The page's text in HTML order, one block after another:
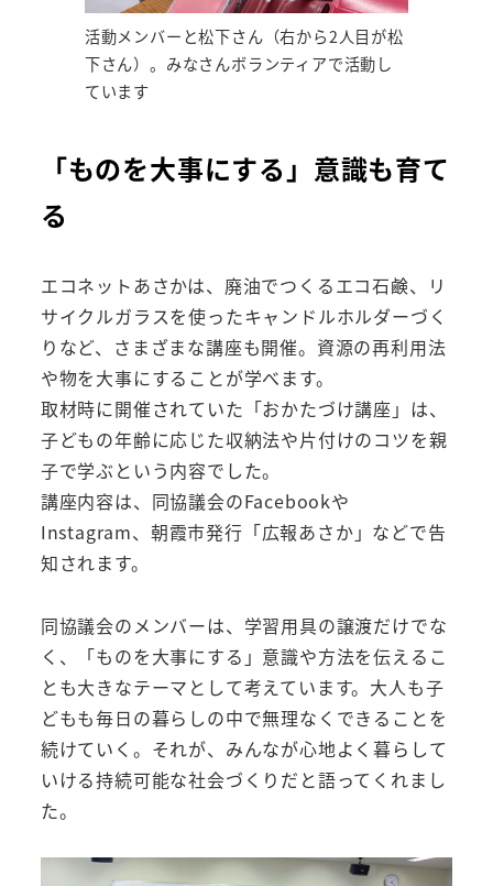
活動メンバーと松下さん（右から2人目が松
下さん）。みなさんボランティアで活動し
ています
「ものを大事にする」意識も育て
る
エコネットあさかは、廃油でつくるエコ石鹸、リ
サイクルガラスを使ったキャンドルホルダーづく
りなど、さまざまな講座も開催。資源の再利用法
や物を大事にすることが学べます。
取材時に開催されていた「おかたづけ講座」は、
子どもの年齢に応じた収納法や片付けのコツを親
子で学ぶという内容でした。
講座内容は、同協議会のFacebookや
Instagram、朝霞市発行「広報あさか」などで告
知されます。
同協議会のメンバーは、学習用具の譲渡だけでな
く、「ものを大事にする」意識や方法を伝えるこ
とも大きなテーマとして考えています。大人も子
どもも毎日の暮らしの中で無理なくできることを
続けていく。それが、みんなが心地よく暮らして
いける持続可能な社会づくりだと語ってくれまし
た。